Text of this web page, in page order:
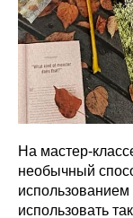
На мастер-
необычный
использовать